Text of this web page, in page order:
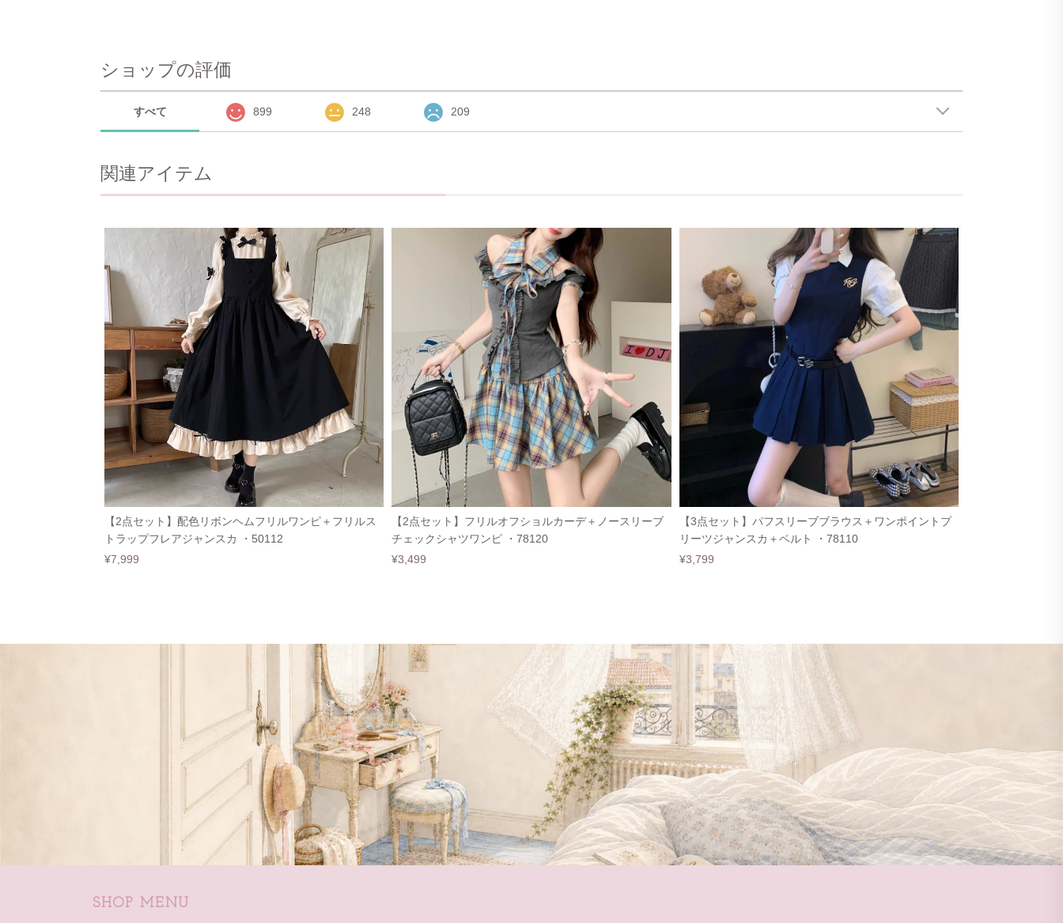
ショップの評価
すべて 899 248 209
関連アイテム
【2点セット】配色リボンヘムフリルワンピ＋フリルス
トラップフレアジャンスカ ・50112
¥7,999
【2点セット】フリルオフショルカーデ＋ノースリーブ
チェックシャツワンピ ・78120
¥3,499
【3点セット】パフスリーブブラウス＋ワンポイントプ
リーツジャンスカ＋ベルト ・78110
¥3,799
SHOP MENU